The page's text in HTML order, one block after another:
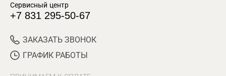
Сервисный центр
+7 831 295-50-67
ЗАКАЗАТЬ ЗВОНОК
ГРАФИК РАБОТЫ